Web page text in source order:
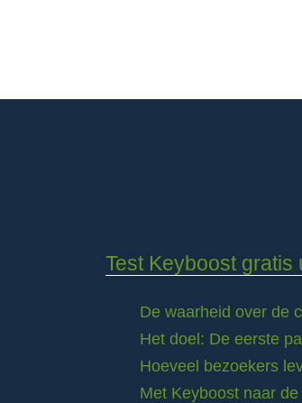
Test Keyboost gratis
De waarheid over de
Het doel: De eerste
Hoeveel bezoekers
Met Keyboost naar